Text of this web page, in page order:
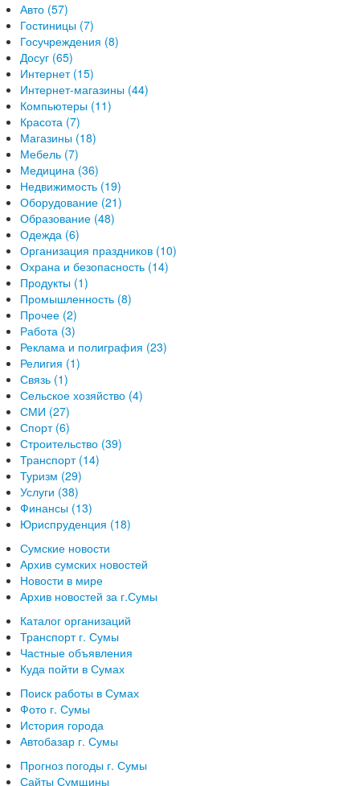
Авто (57)
Гостиницы (7)
Госучреждения (8)
Досуг (65)
Интернет (15)
Интернет-магазины (44)
Компьютеры (11)
Красота (7)
Магазины (18)
Мебель (7)
Медицина (36)
Недвижимость (19)
Оборудование (21)
Образование (48)
Одежда (6)
Организация праздников (10)
Охрана и безопасность (14)
Продукты (1)
Промышленность (8)
Прочее (2)
Работа (3)
Реклама и полиграфия (23)
Религия (1)
Связь (1)
Сельское хозяйство (4)
СМИ (27)
Спорт (6)
Строительство (39)
Транспорт (14)
Туризм (29)
Услуги (38)
Финансы (13)
Юриспруденция (18)
Сумские новости
Архив сумских новостей
Новости в мире
Архив новостей за г.Сумы
Каталог организаций
Транспорт г. Сумы
Частные объявления
Куда пойти в Сумах
Поиск работы в Сумах
Фото г. Сумы
История города
Автобазар г. Сумы
Прогноз погоды г. Сумы
Сайты Сумщины